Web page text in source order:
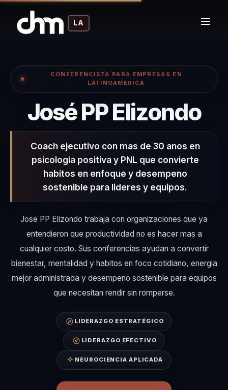
LA
CONFERENCISTA PARA EMPRESAS EN
LATINOAMÉRICA
José PP Elizondo–
Coach ejecutivo con mas de 30 anos en
psicologia positiva y PNL que convierte
habitos en enfoque y desempeno
sostenible para lideres y equipos.
Jose PP Elizondo trabaja con organizaciones que ya
entendieron que productividad no es hacer mas a
cualquier costo. Sus conferencias ayudan a convertir
bienestar, mentalidad y habitos en foco cotidiano, energia
mejor administrada y desempeno sostenible para equipos
que necesitan rendir sin romperse.
LIDERAZGO ESTRATÉGICO
LIDERAZGO EFECTIVO
NEUROCIENCIA APLICADA